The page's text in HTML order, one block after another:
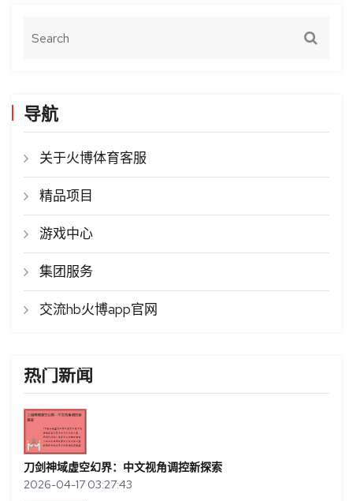
导航
关于火博体育客服
精品项目
游戏中心
集团服务
交流hb火博app官网
热门新闻
刀剑神域虚空幻界：中文视角调控新探索
2026-04-17 03:27:43